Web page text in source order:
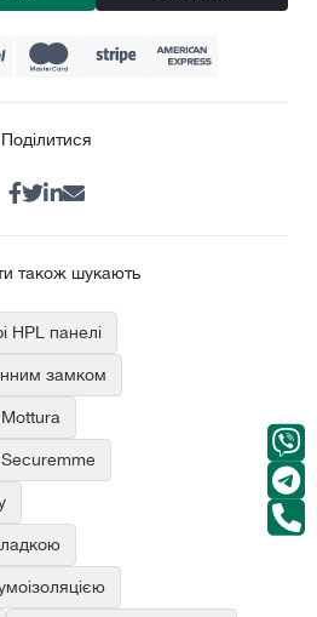
Поділитися
також шукають
HPL панелі
замком
Mottura
Securemme